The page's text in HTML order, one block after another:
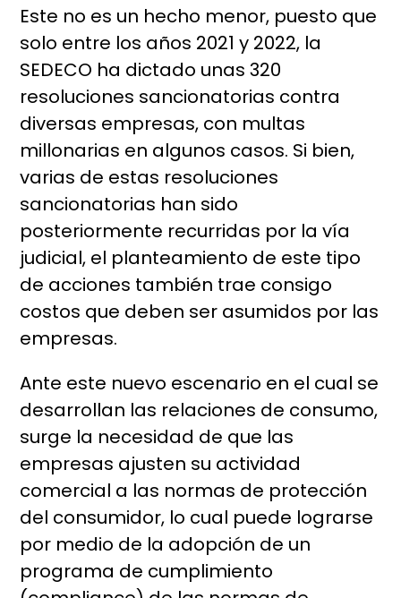
Este no es un hecho menor, puesto que
solo entre los años 2021 y 2022, la
SEDECO ha dictado unas 320
resoluciones sancionatorias contra
diversas empresas, con multas
millonarias en algunos casos. Si bien,
varias de estas resoluciones
sancionatorias han sido
posteriormente recurridas por la vía
judicial, el planteamiento de este tipo
de acciones también trae consigo
costos que deben ser asumidos por las
empresas.
Ante este nuevo escenario en el cual se
desarrollan las relaciones de consumo,
surge la necesidad de que las
empresas ajusten su actividad
comercial a las normas de protección
del consumidor, lo cual puede lograrse
por medio de la adopción de un
programa de cumplimiento